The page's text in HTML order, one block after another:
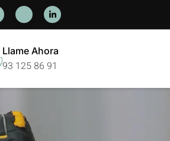
Llame Ahora
93 125 86 91